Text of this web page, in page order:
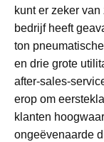
kunt er zeker
bedrijf heeft
ton
en drie grote
after-sales-
erop om
klanten
ongeëvenaarde